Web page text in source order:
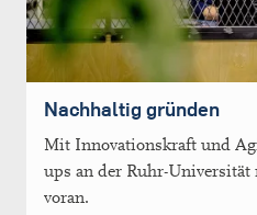
Nachhaltig gründen
Mit Innovationskraft und
ups an der Ruhr-
voran.